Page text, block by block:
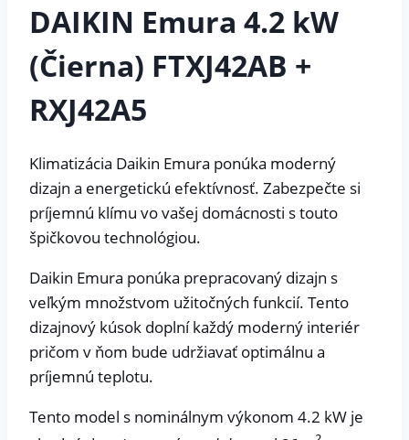
DAIKIN Emura 4.2 kW
(Čierna) FTXJ42AB +
RXJ42A5
Klimatizácia Daikin Emura ponúka moderný
dizajn a energetickú efektívnosť. Zabezpečte si
príjemnú klímu vo vašej domácnosti s touto
špičkovou technológiou.
Daikin Emura ponúka prepracovaný dizajn s
veľkým množstvom užitočných funkcií. Tento
dizajnový kúsok doplní každý moderný interiér
pričom v ňom bude udržiavať optimálnu a
príjemnú teplotu.
Tento model s nominálnym výkonom 4.2 kW je